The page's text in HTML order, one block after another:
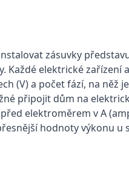
zásuvky
elektrické zařízení
(V) a počet fází, na něž
připojit dům na
elektroměrem v A
hodnoty výkonu u